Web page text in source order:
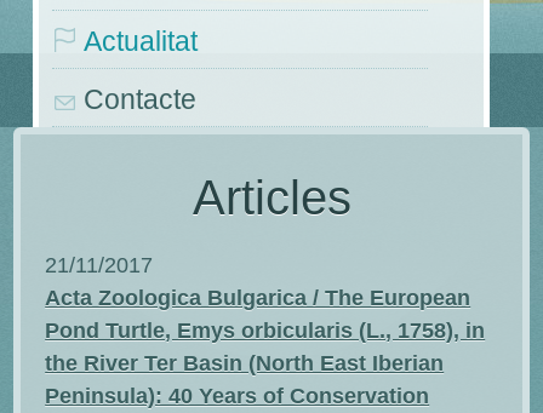
Actualitat
Contacte
Articles
21/11/2017
Acta Zoologica Bulgarica / The European
Pond Turtle, Emys orbicularis (L., 1758), in
the River Ter Basin (North East Iberian
Peninsula): 40 Years of Conservation